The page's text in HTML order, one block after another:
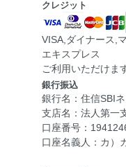
クレジット
VISA,ダイナース,
エキスプレス
ご利用いただけま
銀行振込
銀行名：住信SBI
支店名：法人第一
口座番号：
口座名義人：カ）